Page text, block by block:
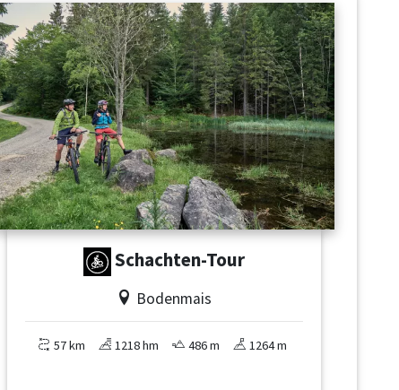
Schachten-Tour
Bodenmais
57 km 1218 hm 486 m 1264 m